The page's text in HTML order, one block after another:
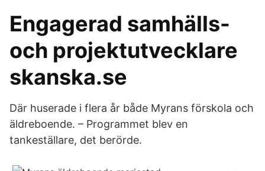
Engagerad samhälls-
och projektutvecklare
skanska.se
Där huserade i flera år både Myrans förskola och
äldreboende. – Programmet blev en
tankeställare, det berörde.